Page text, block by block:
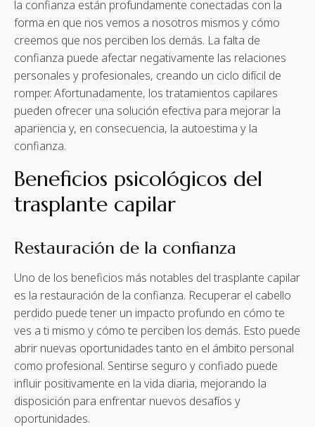
la confianza están profundamente conectadas con la
forma en que nos vemos a nosotros mismos y cómo
creemos que nos perciben los demás. La falta de
confianza puede afectar negativamente las relaciones
personales y profesionales, creando un ciclo difícil de
romper. Afortunadamente, los tratamientos capilares
pueden ofrecer una solución efectiva para mejorar la
apariencia y, en consecuencia, la autoestima y la
confianza.
Beneficios psicológicos del
trasplante capilar
Restauración de la confianza
Uno de los beneficios más notables del trasplante capilar
es la restauración de la confianza. Recuperar el cabello
perdido puede tener un impacto profundo en cómo te
ves a ti mismo y cómo te perciben los demás. Esto puede
abrir nuevas oportunidades tanto en el ámbito personal
como profesional. Sentirse seguro y confiado puede
influir positivamente en la vida diaria, mejorando la
disposición para enfrentar nuevos desafíos y
oportunidades.